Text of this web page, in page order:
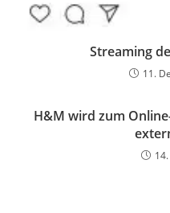
Streaming
11.
H&M wird zum